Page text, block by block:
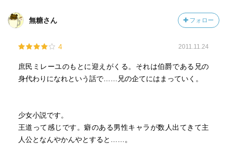
無糖さん フォロー
4 2011.11.24
庶民ミレーユのもとに迎えがくる。それは伯爵である兄の
身代わりになれという話で……兄の企てにはまっていく。
少女小説です。
王道って感じです。癖のある男性キャラが数人出てきて主
人公となんやかんやとすると……。